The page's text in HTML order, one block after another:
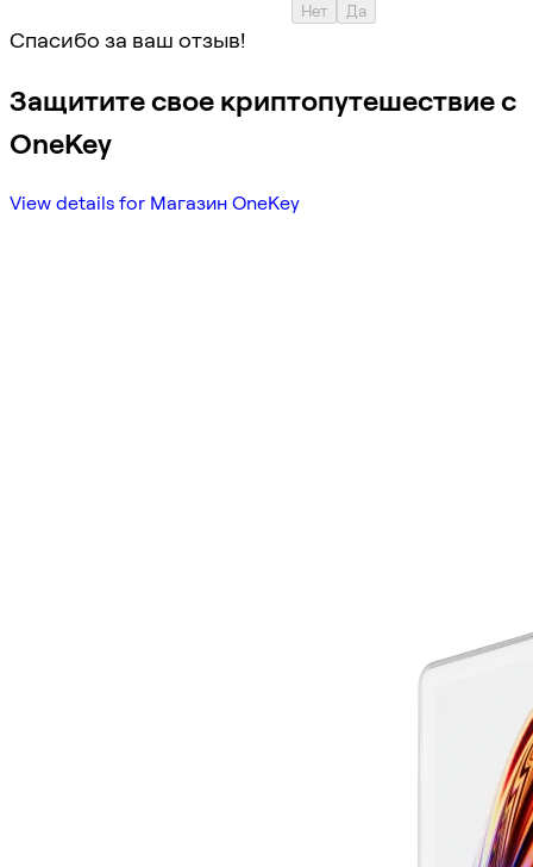
Нет Да
Спасибо за ваш отзыв!
Защитите свое криптопутешествие с
OneKey
View details for Магазин OneKey